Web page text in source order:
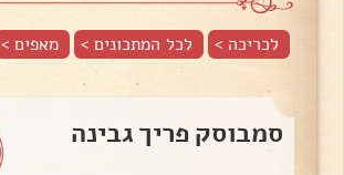
לכריכה > לכל המתכונים > מאפים>
סמבוסק פריך גבינה